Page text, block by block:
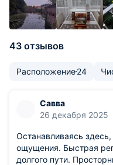
43 отзывов
Расположение24
Савва
26 декабря 2025
Останавливаясь
ощущения. Быстрая
долгого пути.